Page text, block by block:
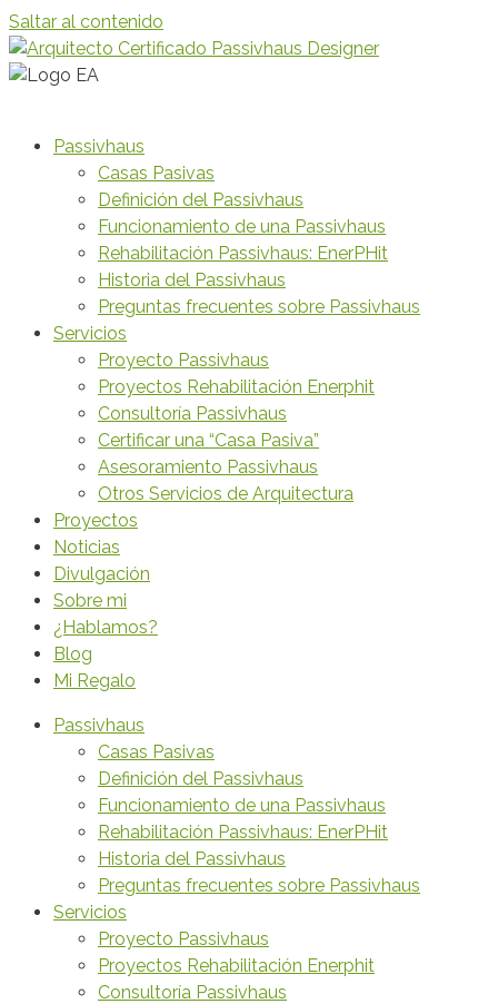
Saltar al contenido
Passivhaus
Casas Pasivas
Definición del Passivhaus
Funcionamiento de una Passivhaus
Rehabilitación Passivhaus: EnerPHit
Historia del Passivhaus
Preguntas frecuentes sobre Passivhaus
Servicios
Proyecto Passivhaus
Proyectos Rehabilitación Enerphit
Consultoría Passivhaus
Certificar una “Casa Pasiva”
Asesoramiento Passivhaus
Otros Servicios de Arquitectura
Proyectos
Noticias
Divulgación
Sobre mi
¿Hablamos?
Blog
Mi Regalo
Passivhaus
Casas Pasivas
Definición del Passivhaus
Funcionamiento de una Passivhaus
Rehabilitación Passivhaus: EnerPHit
Historia del Passivhaus
Preguntas frecuentes sobre Passivhaus
Servicios
Proyecto Passivhaus
Proyectos Rehabilitación Enerphit
Consultoría Passivhaus